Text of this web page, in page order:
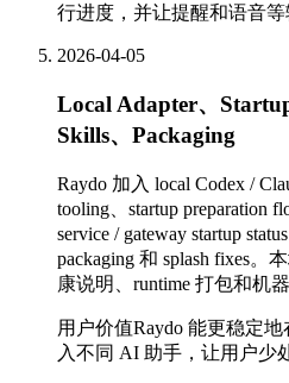
行进度，并让提醒和语音等
2026-04-05
Local Adapter、
Skills、Packaging
Raydo 加入 local Codex /
tooling、startup preparation
service / gateway startup
packaging 和 splash fixes。
康说明、runtime 打包和机
用户价值Raydo 能更稳定
入不同 AI 助手，让用户少